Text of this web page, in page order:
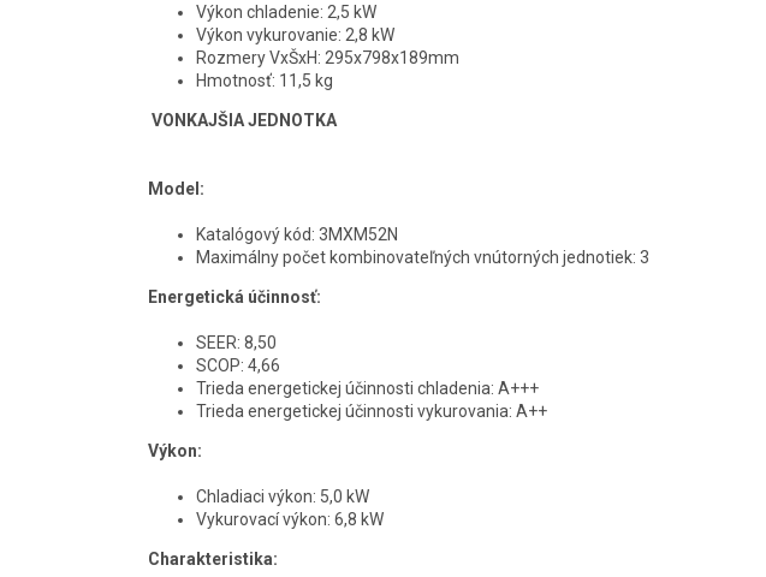
Výkon chladenie: 2,5 kW
Výkon vykurovanie: 2,8 kW
Rozmery VxŠxH: 295x798x189mm
Hmotnosť: 11,5 kg
VONKAJŠIA JEDNOTKA
Model:
Katalógový kód: 3MXM52N
Maximálny počet kombinovateľných vnútorných jednotiek: 3
Energetická účinnosť:
SEER: 8,50
SCOP: 4,66
Trieda energetickej účinnosti chladenia: A+++
Trieda energetickej účinnosti vykurovania: A++
Výkon:
Chladiaci výkon: 5,0 kW
Vykurovací výkon: 6,8 kW
Charakteristika: